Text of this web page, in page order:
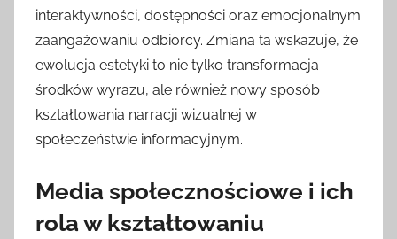
interaktywności, dostępności oraz emocjonalnym
zaangażowaniu odbiorcy. Zmiana ta wskazuje, że
ewolucja estetyki to nie tylko transformacja
środków wyrazu, ale również nowy sposób
kształtowania narracji wizualnej w
społeczeństwie informacyjnym.
Media społecznościowe i ich
rola w kształtowaniu